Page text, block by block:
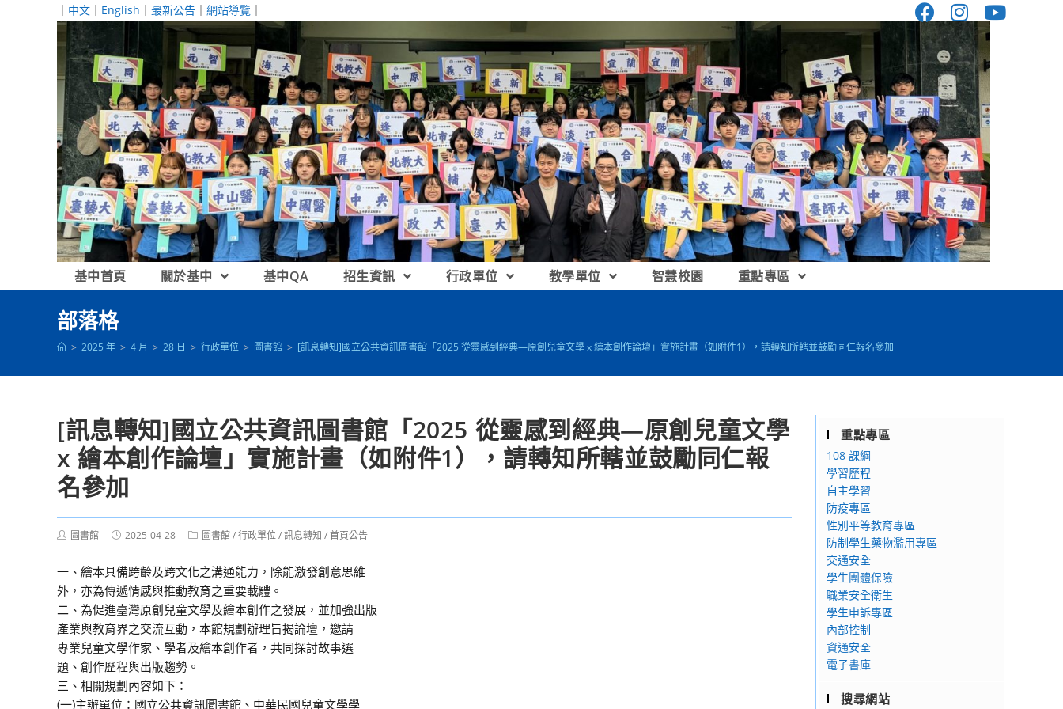
｜ 中文 ｜ English ｜ 最新公告 ｜ 網站導覽 ｜
基中首頁 關於基中 基中QA 招生資訊 行政單位 教學單位 智慧校園 重點專區
部落格
> 2025 年 > 4 月 > 28 日 > 行政單位 > 圖書館 > [訊息轉知]國立公共資訊圖書館「2025 從靈感到經典—原創兒童文學 x 繪本創作論壇」實施計畫（如附件1），請轉知所轄並鼓勵同仁報名參加
[訊息轉知]國立公共資訊圖書館「2025 從靈感到經典—原創兒童文學
x 繪本創作論壇」實施計畫（如附件1），請轉知所轄並鼓勵同仁報
名參加
Post圖書館
Post2025-04-28
Post圖書館/行政單位/訊息轉知 /首頁公告
一、繪本具備跨齡及跨文化之溝通能力，除能激發創意思維
外，亦為傳遞情感與推動教育之重要載體。
二、為促進臺灣原創兒童文學及繪本創作之發展，並加強出版
產業與教育界之交流互動，本館規劃辦理旨揭論壇，邀請
專業兒童文學作家、學者及繪本創作者，共同探討故事選
題、創作歷程與出版趨勢。
三、相關規劃內容如下：
(一)主辦單位：國立公共資訊圖書館、中華民國兒童文學學
重點專區
108 課綱
學習歷程
自主學習
防疫專區
性別平等教育專區
防制學生藥物濫用專區
交通安全
學生團體保險
職業安全衛生
學生申訴專區
內部控制
資通安全
電子書庫
搜尋網站